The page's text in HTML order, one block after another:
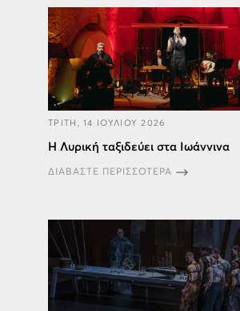
ΤΡΙΤΗ, 14 ΙΟΥΛΙΟΥ 2026
H Λυρική ταξιδεύει στα Ιωάννινα
ΔΙΑΒΑΣΤΕ ΠΕΡΙΣΣΟΤΕΡΑ